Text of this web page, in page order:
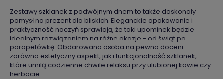
Zestawy szklanek z podwójnym dnem to także doskonały
pomysł na prezent dla bliskich. Eleganckie opakowanie i
praktyczność naczyń sprawiają, że taki upominek będzie
idealnym rozwiązaniem na różne okazje - od świąt po
parapetówkę. Obdarowana osoba na pewno doceni
zarówno estetyczny aspekt, jak i funkcjonalność szklanek,
które umilą codzienne chwile relaksu przy ulubionej kawie czy
herbacie.